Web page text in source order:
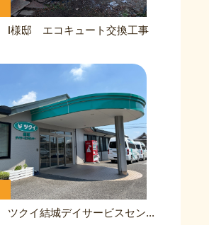
I様邸 エコキュート交換工事
結城市 ツクイ結城デイサービスセンター様 外壁塗装/バーチグレー、庇屋根塗装/クレタグレー、屋根カバー工事/シェイドモスグリーン